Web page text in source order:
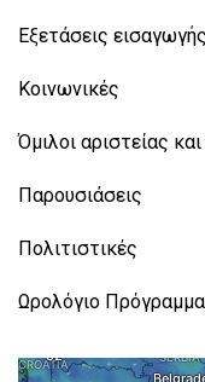
Εξετάσεις
Κοινωνικές
Όμιλοι αριστείας
Παρουσιάσεις
Πολιτιστικές
Ωρολόγιο